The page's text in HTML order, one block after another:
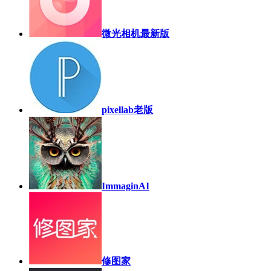
微光相机最新版
pixellab老版
ImmaginAI
修图家